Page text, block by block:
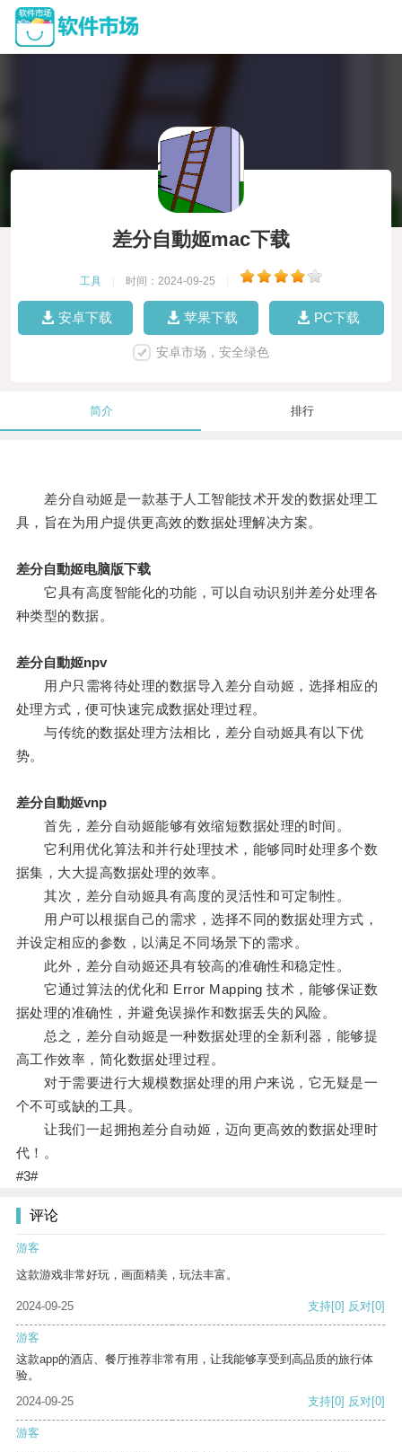
差分自動姬mac下载
工具 时间：2024-09-25
安卓下载 苹果下载 PC下载
安卓市场，安全绿色
简介 排行
差分自动姬是一款基于人工智能技术开发的数据处理工
具，旨在为用户提供更高效的数据处理解决方案。
差分自動姬电脑版下载
它具有高度智能化的功能，可以自动识别并差分处理各
种类型的数据。
差分自動姬npv
用户只需将待处理的数据导入差分自动姬，选择相应的
处理方式，便可快速完成数据处理过程。
与传统的数据处理方法相比，差分自动姬具有以下优
势。
差分自動姬vnp
首先，差分自动姬能够有效缩短数据处理的时间。
它利用优化算法和并行处理技术，能够同时处理多个数
据集，大大提高数据处理的效率。
其次，差分自动姬具有高度的灵活性和可定制性。
用户可以根据自己的需求，选择不同的数据处理方式，
并设定相应的参数，以满足不同场景下的需求。
此外，差分自动姬还具有较高的准确性和稳定性。
它通过算法的优化和 Error Mapping 技术，能够保证数
据处理的准确性，并避免误操作和数据丢失的风险。
总之，差分自动姬是一种数据处理的全新利器，能够提
高工作效率，简化数据处理过程。
对于需要进行大规模数据处理的用户来说，它无疑是一
个不可或缺的工具。
让我们一起拥抱差分自动姬，迈向更高效的数据处理时
代！。
#3#
评论
游客
这款游戏非常好玩，画面精美，玩法丰富。
2024-09-25 支持[0] 反对[0]
游客
这款app的酒店、餐厅推荐非常有用，让我能够享受到高品质的旅行体
验。
2024-09-25
支持[0] 反对[0]
游客